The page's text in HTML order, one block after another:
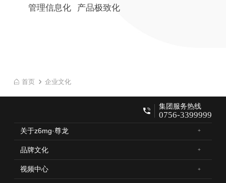
管理信息化 产品极致化
首页 企业文化
集团服务热线
0756-3399999
关于z6mg·尊龙
品牌文化
视频中心